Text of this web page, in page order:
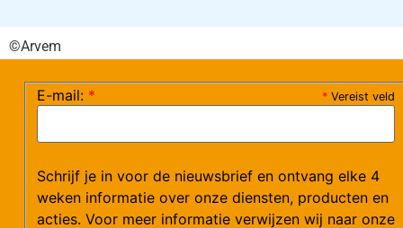
©Arvem
* Vereist veld
E-mail: *
Schrijf je in voor de nieuwsbrief en ontvang elke 4
weken informatie over onze diensten, producten en
acties. Voor meer informatie verwijzen wij naar onze